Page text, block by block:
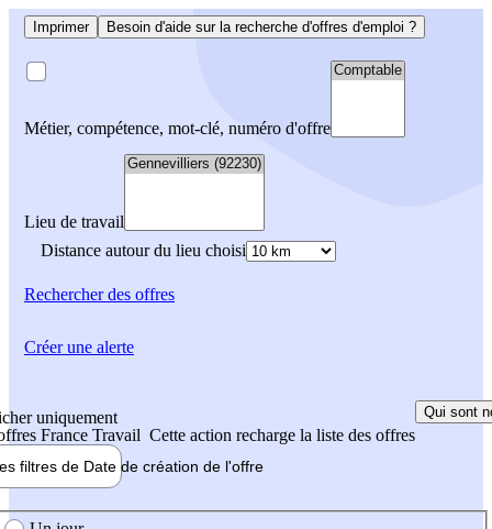
Imprimer Besoin d'aide sur la recherche d'offres d'emploi ?
Métier, compétence, mot-clé, numéro d'offre
Lieu de travail
Distance autour du lieu choisi
Rechercherdes offres
uniquement
France Travail Cette action recharge la liste des offres
Qui sont
filtres de Date de création de l'offre
Créer une alerte